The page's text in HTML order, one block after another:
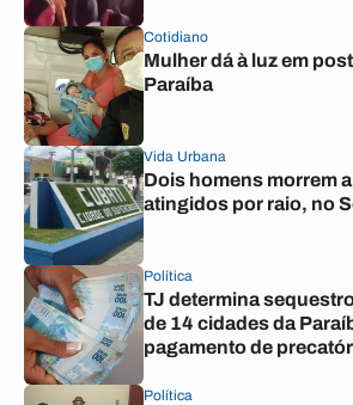
Cotidiano
Mulher dá à luz em
Paraíba
Vida Urbana
Dois homens morrem
atingidos por raio, no
Política
TJ determina
de 14 cidades da
pagamento de
Política